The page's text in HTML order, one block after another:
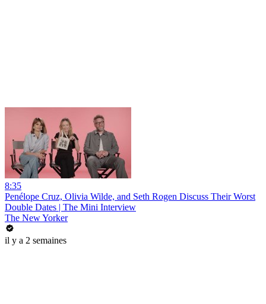
8:35
Penélope Cruz, Olivia Wilde, and Seth Rogen Discuss Their Worst
Double Dates | The Mini Interview
The New Yorker
il y a 2 semaines